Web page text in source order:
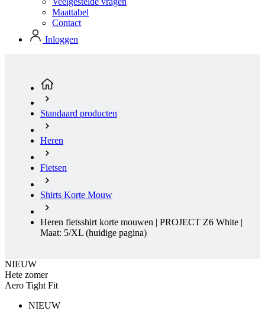
Heren
Fietsen
Shirts Korte Mouw
Heren fietsshirt korte mouwen | PROJECT Z6 White |
Maat: 5/XL
NIEUW
Hete zomer
Aero Tight Fit
Hete zomer
Aero Tight Fit
Gratis levering